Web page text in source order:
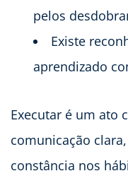
pelos
Existe
aprendizado
Executar é um ato
comunicação
constância nos